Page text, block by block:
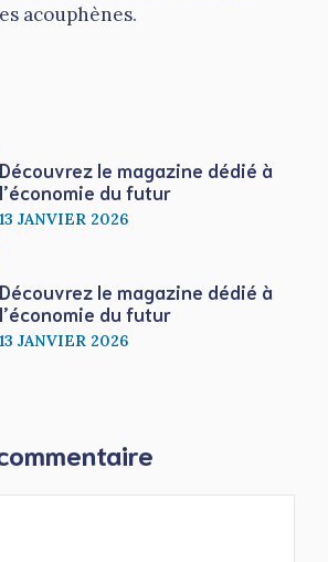
acouphènes.
Découvrez le magazine dédié à
l’économie du futur
13 JANVIER 2026
Découvrez le magazine dédié à
l’économie du futur
13 JANVIER 2026